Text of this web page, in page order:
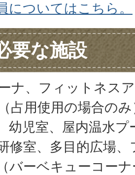
についてはこちら。
要な施設
ナ、フィットネス
占用使用の場合の
幼児室、屋内温水
修室、多目的広場
バーベキューコー